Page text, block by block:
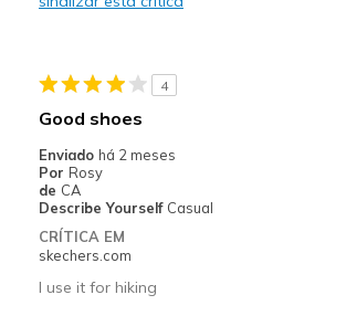
Width
Sizing
Feels true to size
4
Good shoes
Enviado há 2 meses
Por Rosy
de CA
Describe Yourself Casual
CRÍTICA EM
skechers.com
I use it for hiking